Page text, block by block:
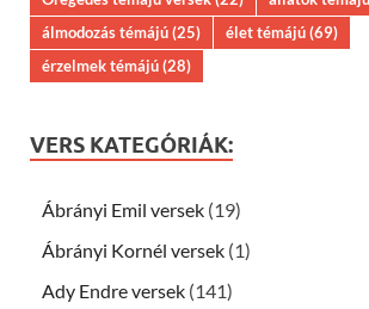
álmodozás témájú(25) élet témájú(69)
érzelmek témájú(28)
VERS KATEGÓRIÁK:
Ábrányi Emil versek (19)
Ábrányi Kornél versek (1)
Ady Endre versek (141)